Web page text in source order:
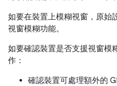
如要在裝置上模糊視窗，原始
視窗模糊功能。
如要確認裝置是否支援視窗模
作：
確認裝置可處理額外的